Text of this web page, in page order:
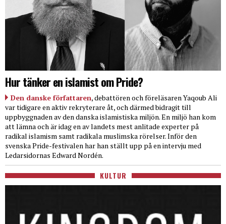
Hur tänker en islamist om Pride?
Den danske författaren, debattören och föreläsaren Yaqoub Ali
var tidigare en aktiv rekryterare åt, och därmed bidragit till
uppbyggnaden av den danska islamistiska miljön. En miljö han kom
att lämna och är idag en av landets mest anlitade experter på
radikal islamism samt radikala muslimska rörelser. Inför den
svenska Pride-festivalen har han ställt upp på en intervju med
Ledarsidornas Edward Nordén.
KULTUR